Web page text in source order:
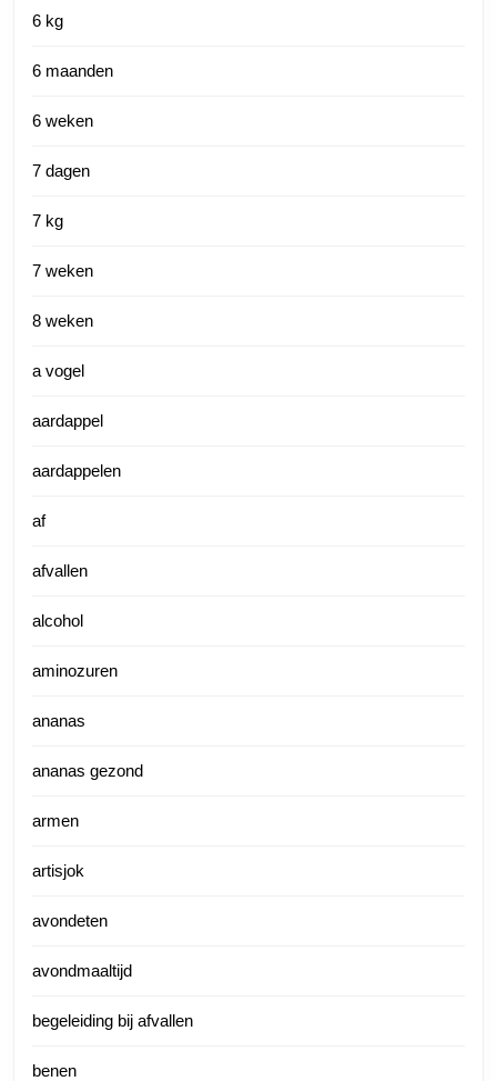
6 kg
6 maanden
6 weken
7 dagen
7 kg
7 weken
8 weken
a vogel
aardappel
aardappelen
af
afvallen
alcohol
aminozuren
ananas
ananas gezond
armen
artisjok
avondeten
avondmaaltijd
begeleiding bij afvallen
benen